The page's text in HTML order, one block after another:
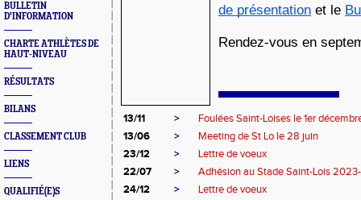
BULLETIN
D'INFORMATION
CHARTE ATHLÈTES DE
HAUT-NIVEAU
RÉSULTATS
BILANS
CLASSEMENT CLUB
LIENS
QUALIFIÉ(E)S
de présentation et le
Rendez-vous en
13/11 >
Foulées Saint-Loises le 1er
13/06
>
Meeting de St Lo le 28 juin
23/12
>
Lettre de voeux
22/07
>
Adhésion au Stade Saint-Lois
24/12
>
Lettre de voeux